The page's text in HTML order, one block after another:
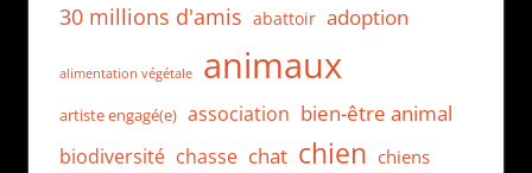
30 millions d'amis abattoir adoption
alimentation végétale animaux
artiste engagé(e) association bien-être animal
biodiversité chasse chat chien chiens